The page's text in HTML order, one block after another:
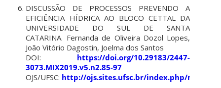
DISCUSSÃO DE PROCESSOS PREVENDO A
EFICIÊNCIA HÍDRICA AO BLOCO CETTAL DA
UNIVERSIDADE DO SUL DE SANTA
CATARINA. Fernanda de Oliveira Dozol Lopes,
João Vitório Dagostin, Joelma dos Santos
DOI: https://doi.org/10.29183/2447-
3073.MIX2019.v5.n2.85-97
OJS/UFSC: http://ojs.sites.ufsc.br/index.php/